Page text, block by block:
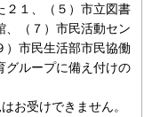
２１、（５）市立図書
、（７）市民活動セン
）市民生活部市民協働
グループに備え付けの
お受けできません。